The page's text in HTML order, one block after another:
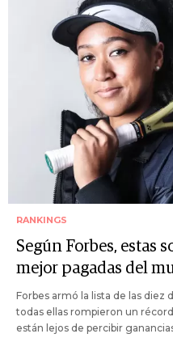
RANKINGS
Según Forbes, estas
mejor pagadas del
Forbes armó la lista de las diez
todas ellas rompieron un
están lejos de percibir